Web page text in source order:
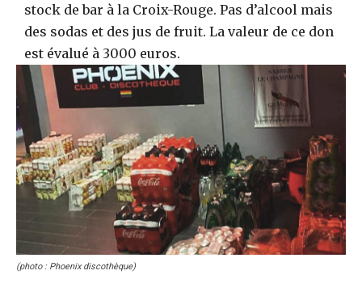
stock de bar à la Croix-Rouge. Pas d’alcool mais
des sodas et des jus de fruit. La valeur de ce don
est évalué à 3000 euros.
(photo : Phoenix discothèque)